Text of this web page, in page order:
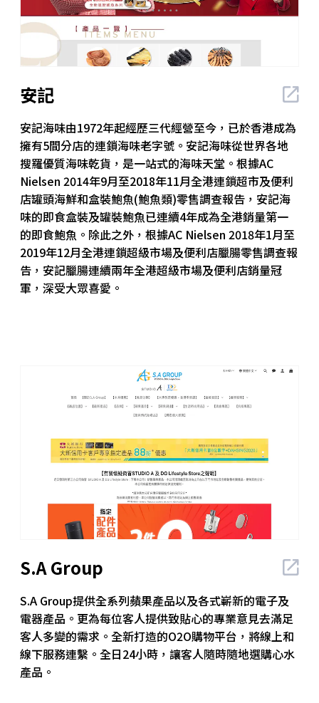
安記
安記海味由1972年起經歷三代經營至今，已於香港成為
擁有5間分店的連鎖海味老字號。安記海味從世界各地
搜羅優質海味乾貨，是一站式的海味天堂。根據AC
Nielsen 2014年9月至2018年11月全港連鎖超市及便利
店罐頭海鮮和盒裝鮑魚(鮑魚類)零售調查報告，安記海
味的即食盒裝及罐裝鮑魚已連續4年成為全港銷量第一
的即食鮑魚。除此之外，根據AC Nielsen 2018年1月至
2019年12月全港連鎖超級市場及便利店臘腸零售調查報
告，安記臘腸連續兩年全港超級市場及便利店銷量冠
軍，深受大眾喜愛。
S.A Group
S.A Group提供全系列蘋果產品以及各式嶄新的電子及
電器產品。更為每位客人提供致貼心的專業意見去滿足
客人多變的需求。全新打造的O2O購物平台，將線上和
線下服務連繫。全日24小時，讓客人隨時隨地選購心水
產品。